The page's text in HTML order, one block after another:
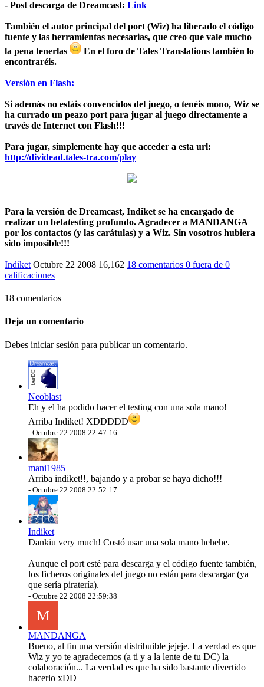
- Post descarga de Dreamcast: Link
También el autor principal del port (Wiz) ha liberado el código
fuente y las herramientas necesarias, que creo que vale mucho
la pena tenerlas
En el foro de Tales Translations también lo
encontraréis.
Versión en Flash:
Si además no estáis convencidos del juego, o tenéis mono, Wiz se
ha currado un peazo port para jugar al juego directamente a
través de Internet con Flash!!!
Para jugar, simplemente hay que acceder a esta url:
http://dividead.tales-tra.com/play
Para la versión de Dreamcast, Indiket se ha encargado de
realizar un betatesting profundo. Agradecer a MANDANGA
por los contactos (y las carátulas) y a Wiz. Sin vosotros hubiera
sido imposible!!!
Indiket Octubre 22 2008 16,162 18 comentarios 0 fuera de 0
calificaciones
18 comentarios
Deja un comentario
Debes iniciar sesión para publicar un comentario.
Neoblast
Eh y el ha podido hacer el testing con una sola mano!
Arriba Indiket! XDDDDD
- Octubre 22 2008 22:47:16
mani1985
Arriba indiket!!, bajando y a probar se haya dicho!!!
- Octubre 22 2008 22:52:17
Indiket
Dankiu very much! Costó usar una sola mano hehehe.
Aunque el port esté para descarga y el código fuente también,
los ficheros originales del juego no están para descargar (ya
que sería piratería).
- Octubre 22 2008 22:59:38
M
MANDANGA
Bueno, al fin una versión distribuible jejeje. La verdad es que
Wiz y yo te agradecemos (a ti y a la lente de tu DC) la
colaboración... La verdad es que ha sido bastante divertido
hacerlo xDD